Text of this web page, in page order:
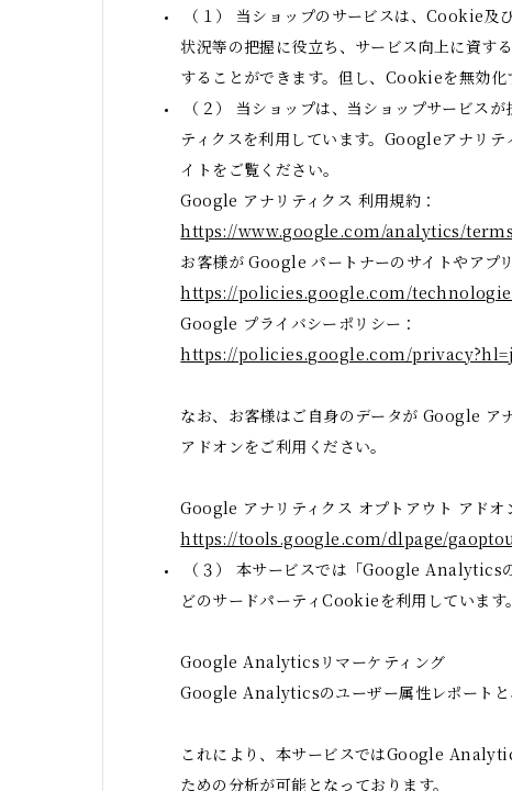
（１） 当ショップのサービスは、Cookie及
状況等の把握に役立ち、サービス向上に資
することができます。但し、Cookieを無効化
（２） 当ショップは、当ショップサービス
ティクスを利用しています。Googleアナリ
イトをご覧ください。
Google アナリティクス 利用規約：
https://www.google.com/analytics/
お客様が Google パートナーのサイトやアプ
https://policies.google.com/
Google プライバシーポリシー：
https://policies.google.com/
なお、お客様はご自身のデータが Google ア
アドオンをご利用ください。
Google アナリティクス オプトアウト アドオ
https://tools.google.com/dlpage/
（３） 本サービスでは「Google Analytics
どのサードパーティCookieを利用しています。
Google Analyticsリマーケティング
Google Analyticsのユーザー属性レポートと
これにより、本サービスではGoogle
ための分析が可能となっております。